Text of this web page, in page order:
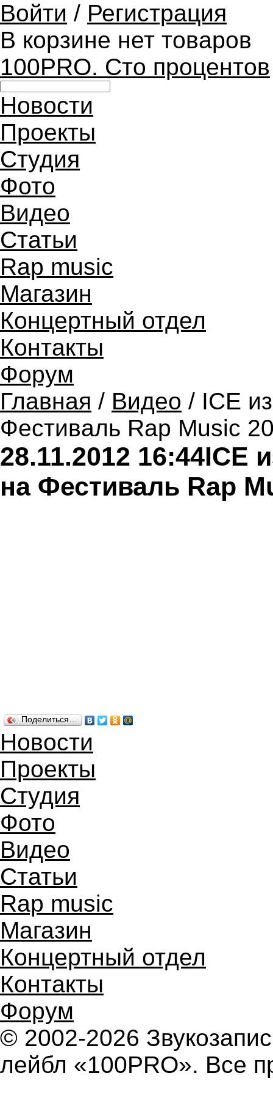
Войти / Регистрация
В корзине нет товаров
100PRO. Сто процентов
Новости
Проекты
Студия
Фото
Видео
Статьи
Rap music
Магазин
Концертный отдел
Контакты
Форум
Главная / Видео / ICE
Фестиваль Rap Music
28.11.2012 16:44ICE
на Фестиваль Rap
Поделиться…
Новости
Проекты
Студия
Фото
Видео
Статьи
Rap music
Магазин
Концертный отдел
Контакты
Форум
© 2002-2026
лейбл «100PRO». Все